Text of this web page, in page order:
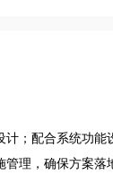
；配合系统功
理，确保方案落